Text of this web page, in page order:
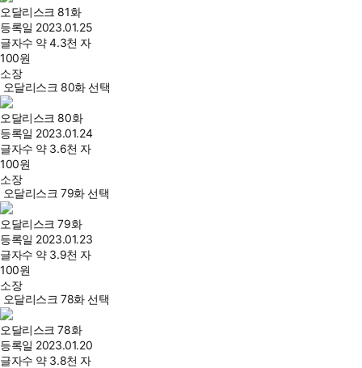
오달리스크 81화
등록일 2023.01.25
글자수 약 4.3천 자
100원
소장
오달리스크 80화 선택
오달리스크 80화
등록일 2023.01.24
글자수 약 3.6천 자
100원
소장
오달리스크 79화 선택
오달리스크 79화
등록일 2023.01.23
글자수 약 3.9천 자
100원
소장
오달리스크 78화 선택
오달리스크 78화
등록일 2023.01.20
글자수 약 3.8천 자